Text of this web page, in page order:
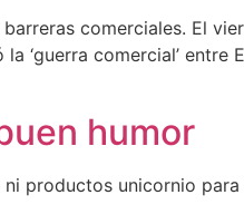
comerciales. El
‘guerra comercial’ entre
humor
productos unicornio